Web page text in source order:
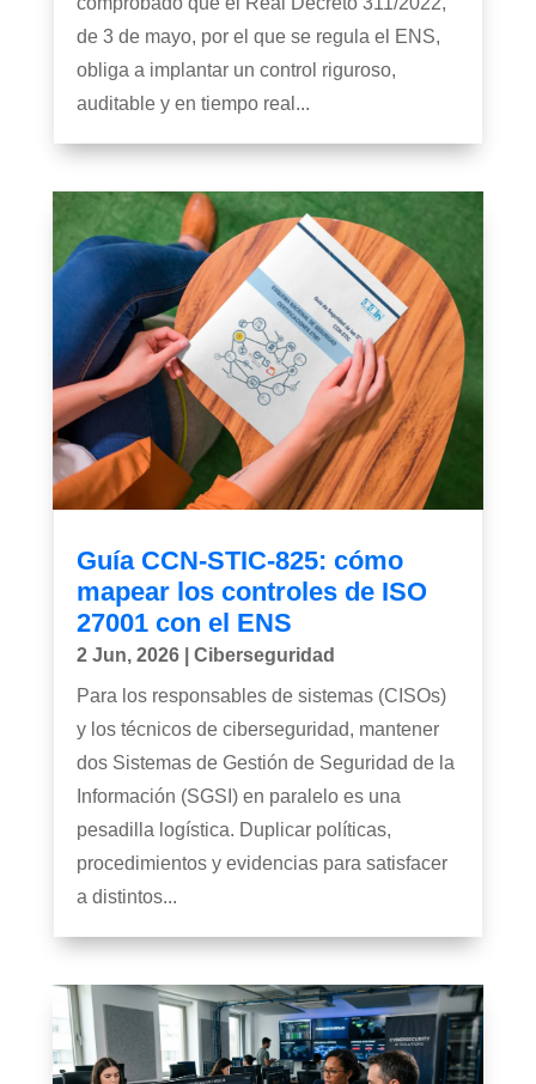
de 3 de mayo, por el que se regula el ENS,
obliga a implantar un control riguroso,
auditable y en tiempo real...
Guía CCN-STIC-825: cómo
mapear los controles de ISO
27001 con el ENS
2 Jun, 2026| Ciberseguridad
Para los responsables de sistemas (CISOs)
y los técnicos de ciberseguridad, mantener
dos Sistemas de Gestión de Seguridad de la
Información (SGSI) en paralelo es una
pesadilla logística. Duplicar políticas,
procedimientos y evidencias para satisfacer
a distintos...